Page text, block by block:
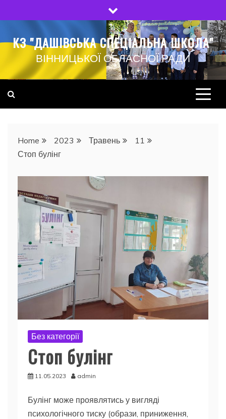
to
КЗ "ДАШІВСЬКА СПЕЦІАЛЬНА ШКОЛА"
ВІННИЦЬКОЇ ОБЛАСНОЇ РАДИ
Home 2023 Травень
11
Стоп булінг
Без категорії
Стоп булінг
11.05.2023 admin
Булінг може проявлятись у вигляді
психологічного тиску (образи, приниження,